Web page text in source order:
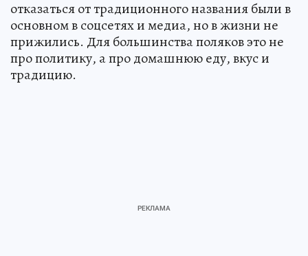
отказаться от традиционного названия были в
основном в соцсетях и медиа, но в жизни не
прижились. Для большинства поляков это не
про политику, а про домашнюю еду, вкус и
традицию.